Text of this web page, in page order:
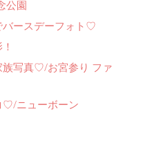
公園
バースデーフォト♡
族写真♡/お宮参り ファ
♡/ニューボーン